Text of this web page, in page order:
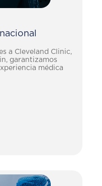
a Cleveland Clinic,
garantizamos
médica